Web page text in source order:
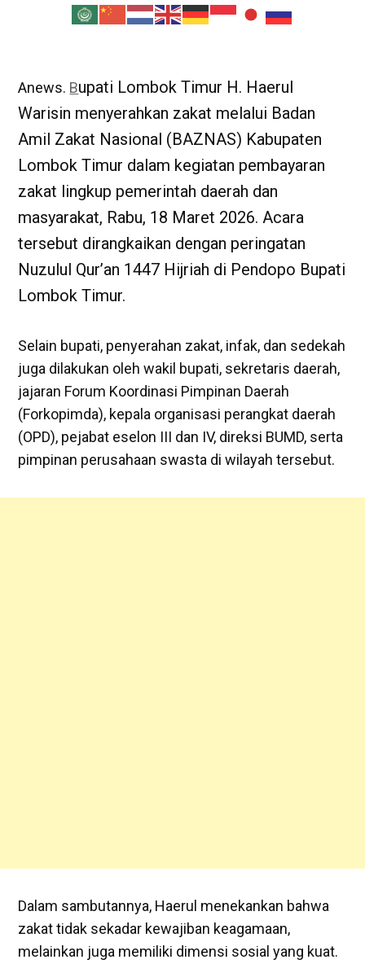
Anews. Bupati Lombok Timur H. Haerul
Warisin menyerahkan zakat melalui Badan
Amil Zakat Nasional (BAZNAS) Kabupaten
Lombok Timur dalam kegiatan pembayaran
zakat lingkup pemerintah daerah dan
masyarakat, Rabu, 18 Maret 2026. Acara
tersebut dirangkaikan dengan peringatan
Nuzulul Qur’an 1447 Hijriah di Pendopo Bupati
Lombok Timur.
Selain bupati, penyerahan zakat, infak, dan sedekah
juga dilakukan oleh wakil bupati, sekretaris daerah,
jajaran Forum Koordinasi Pimpinan Daerah
(Forkopimda), kepala organisasi perangkat daerah
(OPD), pejabat eselon III dan IV, direksi BUMD, serta
pimpinan perusahaan swasta di wilayah tersebut.
Dalam sambutannya, Haerul menekankan bahwa
zakat tidak sekadar kewajiban keagamaan,
melainkan juga memiliki dimensi sosial yang kuat.